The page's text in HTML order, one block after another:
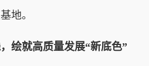
地。
就高质量发展“新底色”